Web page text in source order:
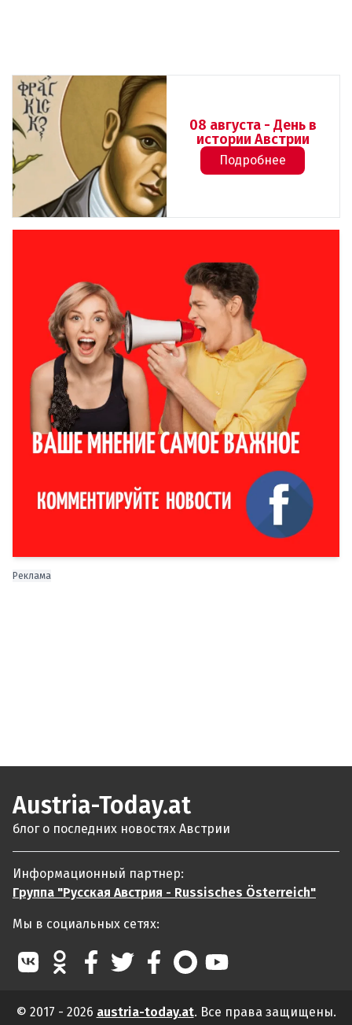
08 августа - День в
истории Австрии
Подробнее
Реклама
Austria-Today.at
блог о последних новостях Австрии
Информационный партнер:
Группа "Русская Австрия - Russisches Österreich"
Мы в социальных сетях:
© 2017 - 2026 austria-today.at. Все права защищены.